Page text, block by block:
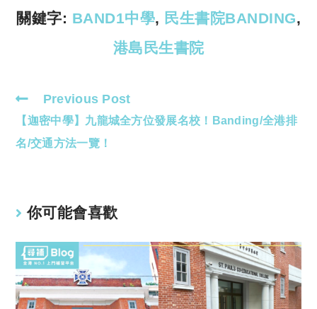
k
p
關鍵字: BAND1中學, 民生書院BANDING,
港島民生書院
Read
more
articles
Previous Post
【迦密中學】九龍城全方位發展名校！Banding/全港排
名/交通方法一覽！
你可能會喜歡